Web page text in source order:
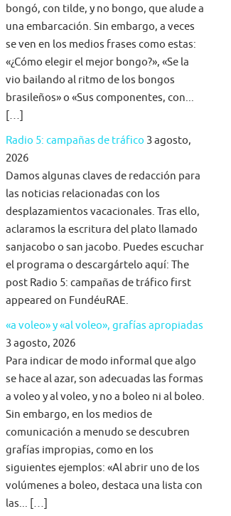
bongó, con tilde, y no bongo, que alude a
una embarcación. Sin embargo, a veces
se ven en los medios frases como estas:
«¿Cómo elegir el mejor bongo?», «Se la
vio bailando al ritmo de los bongos
brasileños» o «Sus componentes, con...
[…]
Radio 5: campañas de tráfico 3 agosto,
2026
Damos algunas claves de redacción para
las noticias relacionadas con los
desplazamientos vacacionales. Tras ello,
aclaramos la escritura del plato llamado
sanjacobo o san jacobo. Puedes escuchar
el programa o descargártelo aquí: The
post Radio 5: campañas de tráfico first
appeared on FundéuRAE.
«a voleo» y «al voleo», grafías apropiadas
3 agosto, 2026
Para indicar de modo informal que algo
se hace al azar, son adecuadas las formas
a voleo y al voleo, y no a boleo ni al boleo.
Sin embargo, en los medios de
comunicación a menudo se descubren
grafías impropias, como en los
siguientes ejemplos: «Al abrir uno de los
volúmenes a boleo, destaca una lista con
las... […]